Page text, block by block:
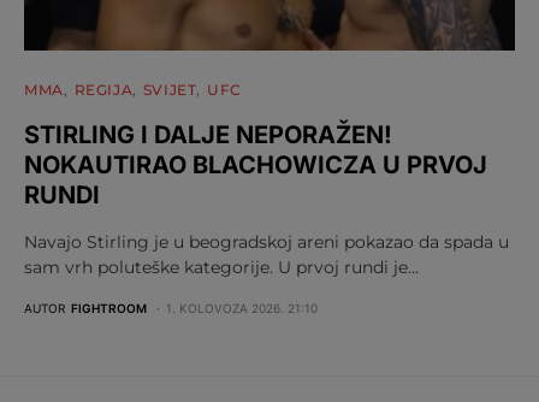
MMA REGIJA SVIJET UFC
STIRLING I DALJE NEPORAŽEN!
NOKAUTIRAO BLACHOWICZA U PRVOJ
RUNDI
Navajo Stirling je u beogradskoj areni pokazao da spada u
sam vrh poluteške kategorije. U prvoj rundi je…
AUTOR FIGHTROOM 1. KOLOVOZA 2026. 21:10